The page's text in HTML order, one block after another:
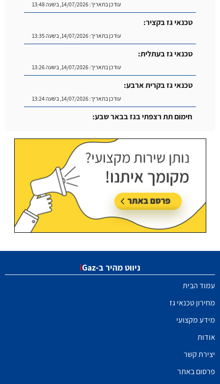
עודכן בתאריך:14/07/2026, בשעה 13:48
טכנאי גז בקציר:
עודכן בתאריך:14/07/2026, בשעה 13:35
טכנאי גז בעתלית:
עודכן בתאריך:14/07/2026, בשעה 13:26
טכנאי גז בקרית ארבע:
עודכן בתאריך:14/07/2026, בשעה 13:24
חימום תת רצפתי בגז בבאר שבע:
ניווט מהיר ב- iGaz
עמוד הבית
מחירון טכנאי גז
מידע מקצועי
אודות
יצירת קשר
פרסום באתר